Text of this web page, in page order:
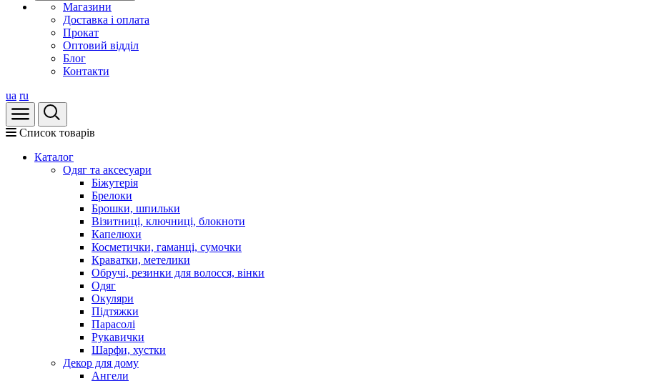
Магазини
Доставка і оплата
Прокат
Оптовий відділ
Блог
Контакти
ua ru
Список товарів
Каталог
Oдяг та аксесуари
Біжутерія
Брелоки
Брошки, шпильки
Візитниці, ключниці, блокноти
Капелюхи
Косметички, гаманці, сумочки
Краватки, метелики
Обручі, резинки для волосся, вінки
Одяг
Окуляри
Підтяжки
Парасолі
Рукавички
Шарфи, хустки
Декор для дому
Ангели